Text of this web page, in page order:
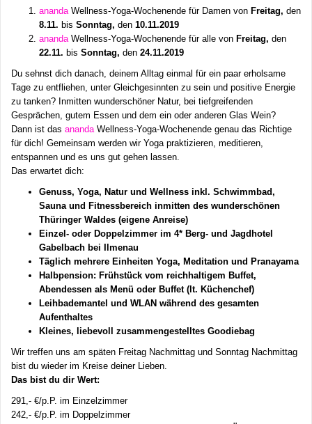
ananda Wellness-Yoga-Wochenende für Damen von Freitag, den
8.11. bis Sonntag, den 10.11.2019
ananda Wellness-Yoga-Wochenende für alle von Freitag, den
22.11. bis Sonntag, den 24.11.2019
Du sehnst dich danach, deinem Alltag einmal für ein paar erholsame
Tage zu entfliehen, unter Gleichgesinnten zu sein und positive Energie
zu tanken? Inmitten wunderschöner Natur, bei tiefgreifenden
Gesprächen, gutem Essen und dem ein oder anderen Glas Wein?
Dann ist das ananda Wellness-Yoga-Wochenende genau das Richtige
für dich! Gemeinsam werden wir Yoga praktizieren, meditieren,
entspannen und es uns gut gehen lassen.
Das erwartet dich:
Genuss, Yoga, Natur und Wellness inkl. Schwimmbad,
Sauna und Fitnessbereich inmitten des wunderschönen
Thüringer Waldes (eigene Anreise)
Einzel- oder Doppelzimmer im 4* Berg- und Jagdhotel
Gabelbach bei Ilmenau
Täglich mehrere Einheiten Yoga, Meditation und Pranayama
Halbpension: Frühstück vom reichhaltigem Buffet,
Abendessen als Menü oder Buffet (lt. Küchenchef)
Leihbademantel und WLAN während des gesamten
Aufenthaltes
Kleines, liebevoll zusammengestelltes Goodiebag
Wir treffen uns am späten Freitag Nachmittag und Sonntag Nachmittag
bist du wieder im Kreise deiner Lieben.
Das bist du dir Wert:
291,- €/p.P. im Einzelzimmer
242,- €/p.P. im Doppelzimmer